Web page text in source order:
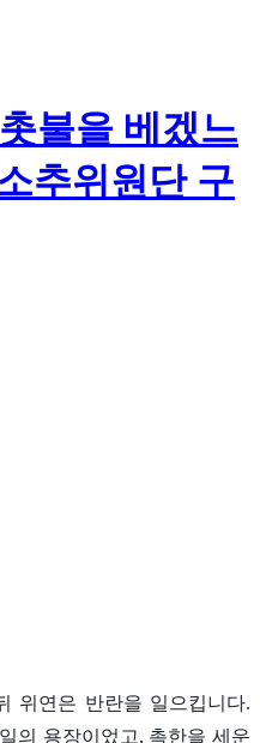
불을 베겠느
추위원단 구
위연은 반란을 일으킵니다.
의 용장이었고, 촉한을 세운